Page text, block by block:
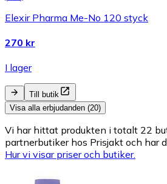
Elexir Pharma Me-No 120 styck
270 kr
I lager
Till butik
Visa alla erbjudanden (20)
Vi har hittat produkten i totalt 22
partnerbutiker hos Prisjakt och har
Hur vi visar priser och butiker.